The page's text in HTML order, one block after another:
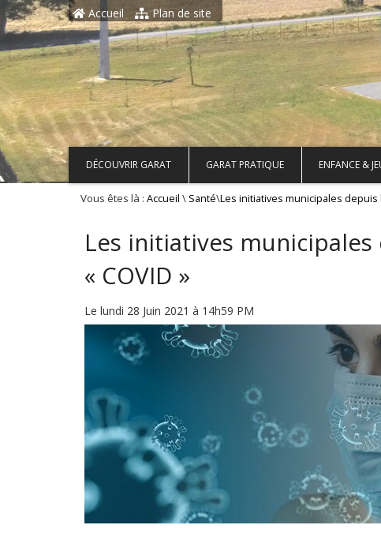
Aller au contenu principal
Accueil Plan de site
DÉCOUVRIR GARAT GARAT PRATIQUE ENFANCE &
Vous êtes là : Accueil \ Santé\Les initiatives municipales depuis
Les initiatives
« COVID »
Le lundi 28 Juin 2021 à 14h59 PM